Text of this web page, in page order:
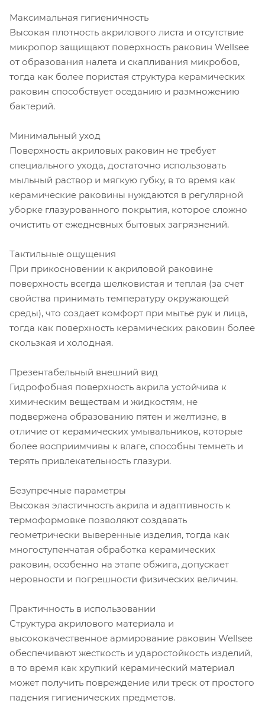
Максимальная гигиеничность
Высокая плотность акрилового листа и отсутствие
микропор защищают поверхность раковин Wellsee
от образования налета и скапливания микробов,
тогда как более пористая структура керамических
раковин способствует оседанию и размножению
бактерий.
Минимальный уход
Поверхность акриловых раковин не требует
специального ухода, достаточно использовать
мыльный раствор и мягкую губку, в то время как
керамические раковины нуждаются в регулярной
уборке глазурованного покрытия, которое сложно
очистить от ежедневных бытовых загрязнений.
Тактильные ощущения
При прикосновении к акриловой раковине
поверхность всегда шелковистая и теплая (за счет
свойства принимать температуру окружающей
среды), что создает комфорт при мытье рук и лица,
тогда как поверхность керамических раковин более
скользкая и холодная.
Презентабельный внешний вид
Гидрофобная поверхность акрила устойчива к
химическим веществам и жидкостям, не
подвержена образованию пятен и желтизне, в
отличие от керамических умывальников, которые
более восприимчивы к влаге, способны темнеть и
терять привлекательность глазури.
Безупречные параметры
Высокая эластичность акрила и адаптивность к
термоформовке позволяют создавать
геометрически выверенные изделия, тогда как
многоступенчатая обработка керамических
раковин, особенно на этапе обжига, допускает
неровности и погрешности физических величин.
Практичность в использовании
Структура акрилового материала и
высококачественное армирование раковин Wellsee
обеспечивают жесткость и ударостойкость изделий,
в то время как хрупкий керамический материал
может получить повреждение или треск от простого
падения гигиенических предметов.